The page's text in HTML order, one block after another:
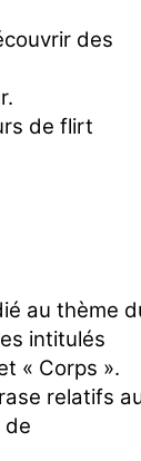
des
de flirt
au thème
intitulés
« Corps ».
relatifs
de